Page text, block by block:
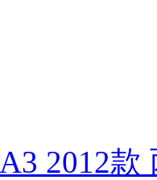
2012